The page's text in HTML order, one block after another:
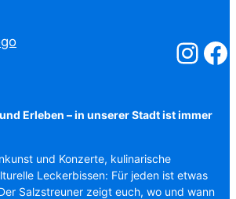
Erleben – in unserer Stadt ist immer
und Konzerte, kulinarische
Leckerbissen: Für jeden ist etwas
Salzstreuner zeigt euch, wo und wann